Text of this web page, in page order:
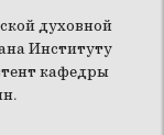
духовной
Институту
кафедры